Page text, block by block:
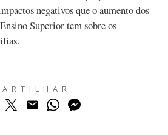
negativos que o aumento dos
Superior tem sobre os